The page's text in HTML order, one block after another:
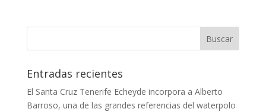
Entradas recientes
El Santa Cruz Tenerife Echeyde incorpora a Alberto
Barroso, una de las grandes referencias del waterpolo